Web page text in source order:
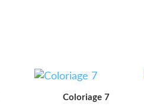
Coloriage 7